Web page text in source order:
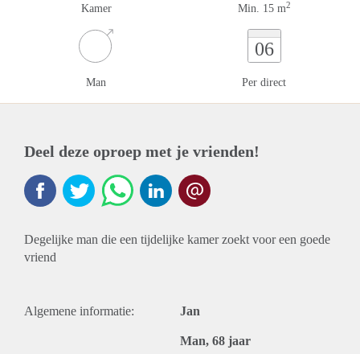
Kamer Min. 15 m2
Man
06
Per direct
Deel deze oproep met je vrienden!
Degelijke man die een tijdelijke kamer zoekt voor een goede
vriend
Algemene informatie: Jan
Man, 68 jaar